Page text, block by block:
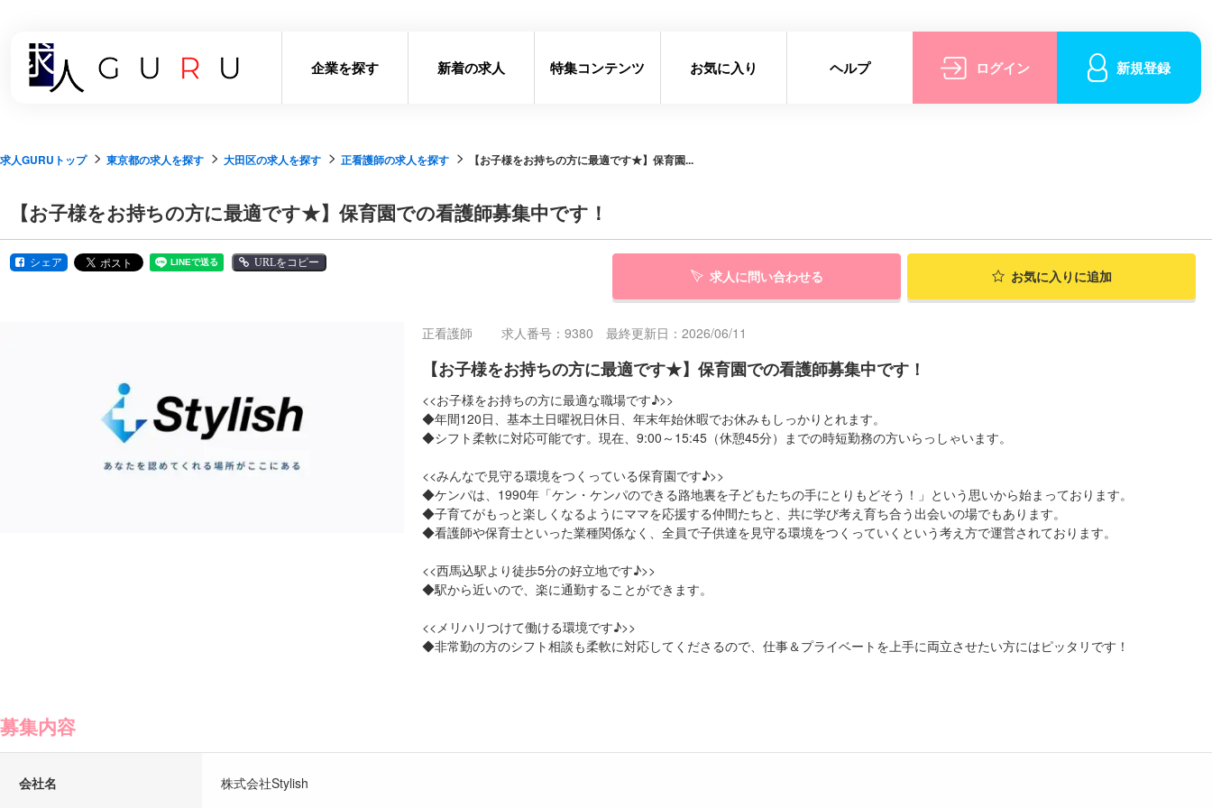
企業を探す 新着の求人 特集コンテンツ お気に入り ヘルプ ログイン 新規登録
求人GURUトップ 東京都の求人を探す 大田区の求人を探す 正看護師の求人を探す 【お子様をお持ちの方に最適です★】保育園...
【お子様をお持ちの方に最適です★】保育園での看護師募集中です！
シェア URLをコピー
求人に問い合わせる お気に入りに追加
正看護師 求人番号：9380 最終更新日：2026/06/11
【お子様をお持ちの方に最適です★】保育園での看護師募集中です！
<<お子様をお持ちの方に最適な職場です♪>>
◆年間120日、基本土日曜祝日休日、年末年始休暇でお休みもしっかりとれます。
◆シフト柔軟に対応可能です。現在、9:00～15:45（休憩45分）までの時短勤務の方いらっしゃいます。
<<みんなで見守る環境をつくっている保育園です♪>>
◆ケンパは、1990年「ケン・ケンパのできる路地裏を子どもたちの手にとりもどそう！」という思いから始まっております。
◆子育てがもっと楽しくなるようにママを応援する仲間たちと、共に学び考え育ち合う出会いの場でもあります。
◆看護師や保育士といった業種関係なく、全員で子供達を見守る環境をつくっていくという考え方で運営されております。
<<西馬込駅より徒歩5分の好立地です♪>>
◆駅から近いので、楽に通勤することができます。
<<メリハリつけて働ける環境です♪>>
◆非常勤の方のシフト相談も柔軟に対応してくださるので、仕事＆プライベートを上手に両立させたい方にはピッタリです！
募集内容
会社名 株式会社Stylish